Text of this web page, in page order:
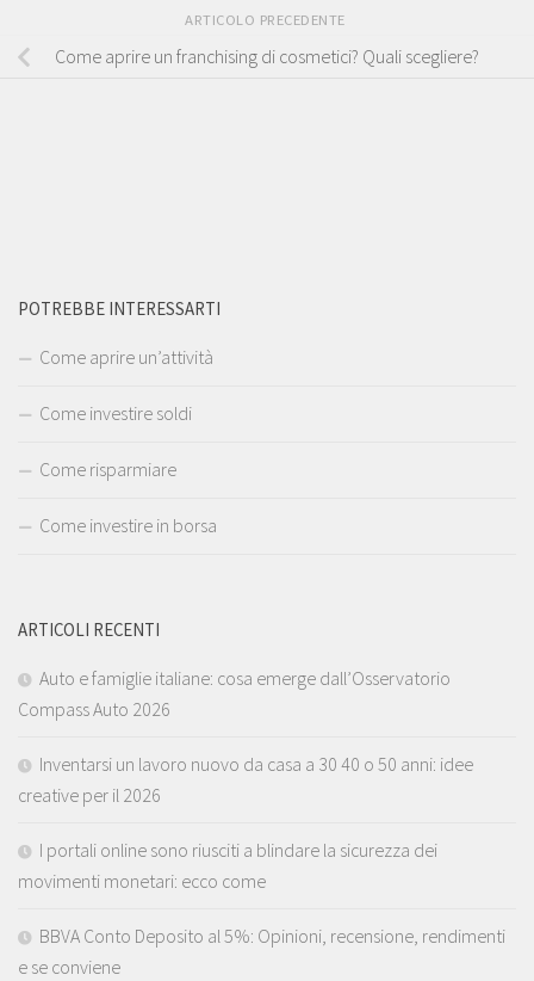
ARTICOLO PRECEDENTE
Come aprire un franchising di cosmetici? Quali scegliere?
POTREBBE INTERESSARTI
Come aprire un’attività
Come investire soldi
Come risparmiare
Come investire in borsa
ARTICOLI RECENTI
Auto e famiglie italiane: cosa emerge dall’Osservatorio
Compass Auto 2026
Inventarsi un lavoro nuovo da casa a 30 40 o 50 anni: idee
creative per il 2026
I portali online sono riusciti a blindare la sicurezza dei
movimenti monetari: ecco come
BBVA Conto Deposito al 5%: Opinioni, recensione, rendimenti
e se conviene